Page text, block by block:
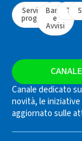
Servizi e
progetti
Bandi
e
Avvisi
Canale dedicato
novità, le
aggiornato sulle